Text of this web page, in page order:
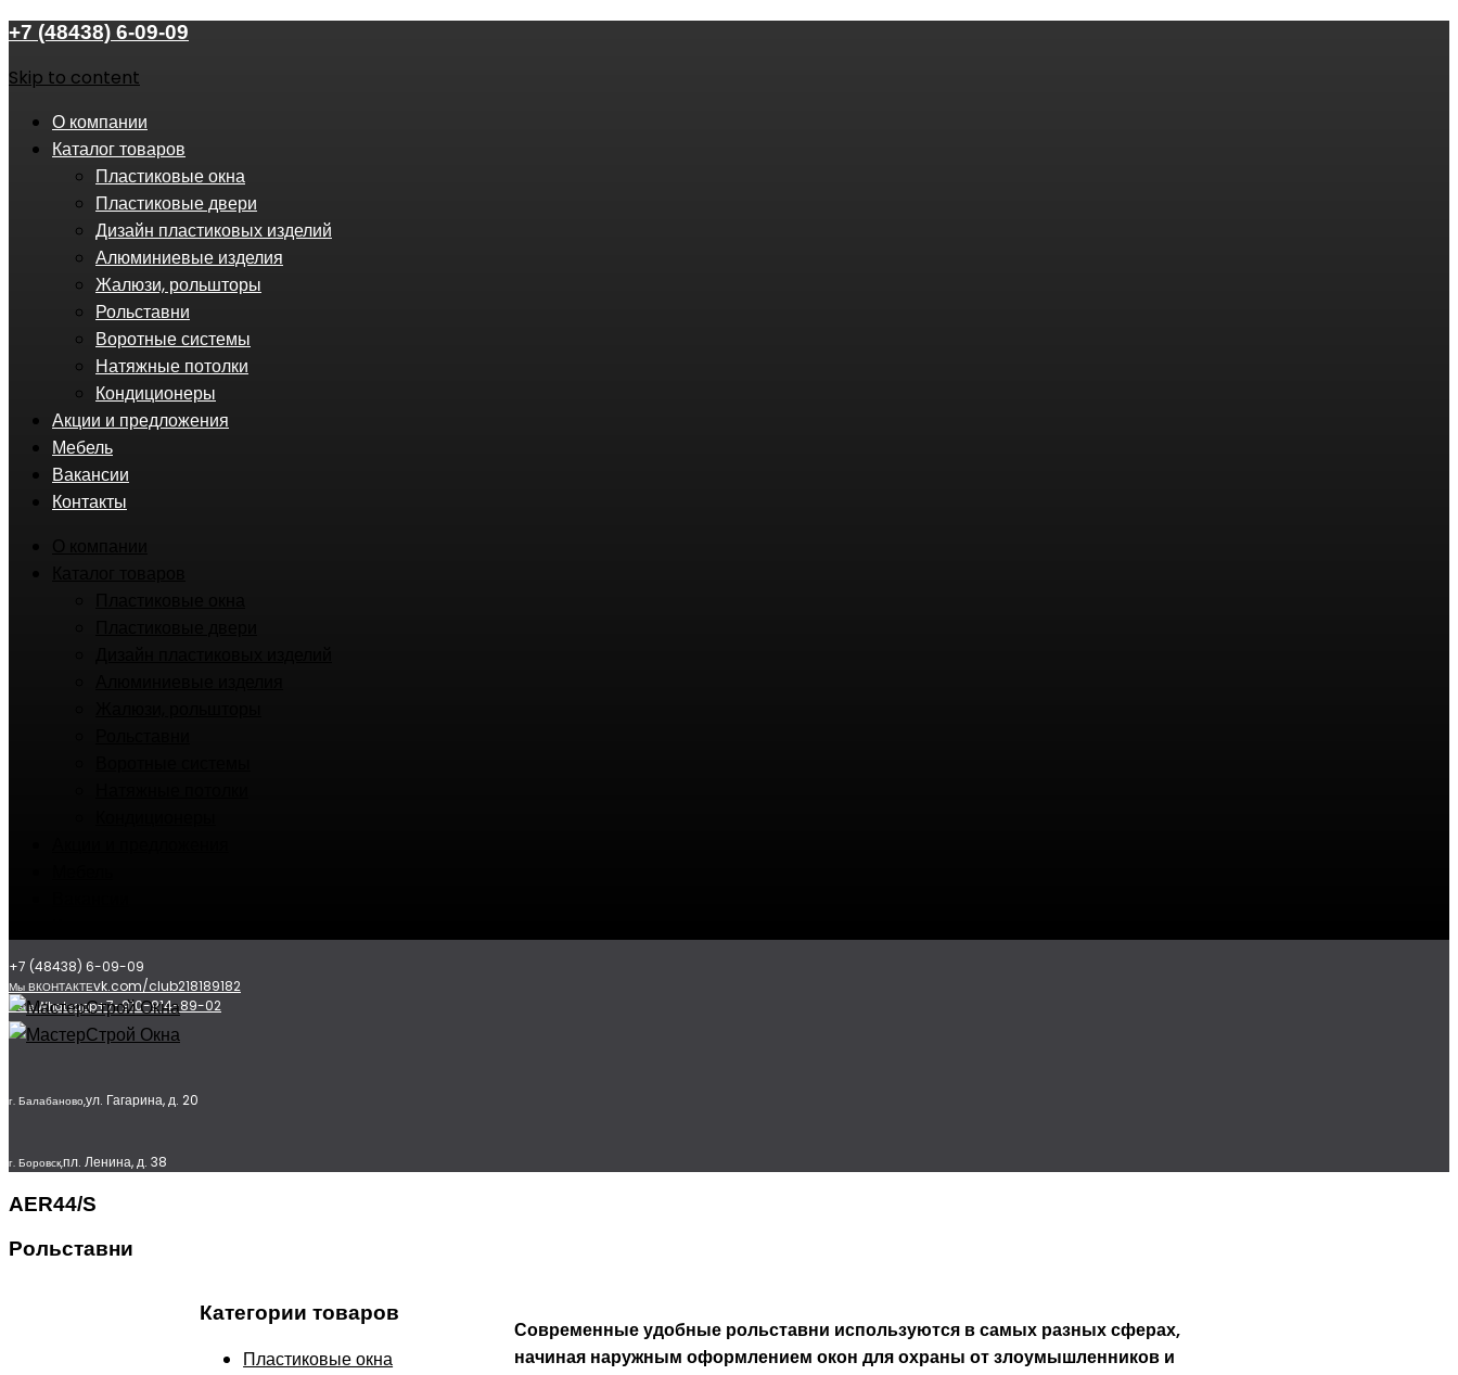
+7 (48438) 6-09-09
Skip to content
О компании
Каталог товаров
Пластиковые окна
Пластиковые двери
Дизайн пластиковых изделий
Алюминиевые изделия
Жалюзи, рольшторы
Рольставни
Воротные системы
Натяжные потолки
Кондиционеры
Акции и предложения
Мебель
Вакансии
Контакты
+7 (48438) 6-09-09
Мы ВКОНТАКТЕvk.com/club218189182
Мы в Whatsapp+7-910-914-89-02
г. Балабаново,ул. Гагарина, д. 20
г. Боровск,пл. Ленина, д. 38
AER44/S
Рольставни
Категории товаров
Пластиковые окна
Современные удобные рольставни используются в самых разных сферах,
начиная наружным оформлением окон для охраны от злоумышленников и